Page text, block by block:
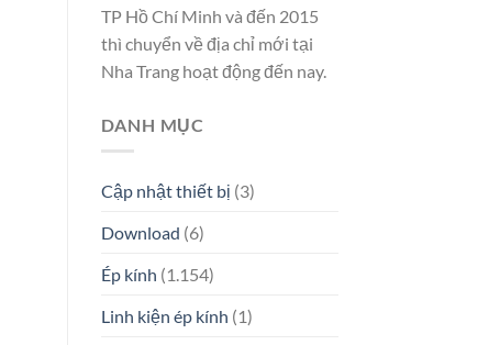
TP Hồ Chí Minh và đến 2015
thì chuyển về địa chỉ mới tại
Nha Trang hoạt động đến nay.
DANH MỤC
Cập nhật thiết bị (3)
Download (6)
Ép kính (1.154)
Linh kiện ép kính (1)